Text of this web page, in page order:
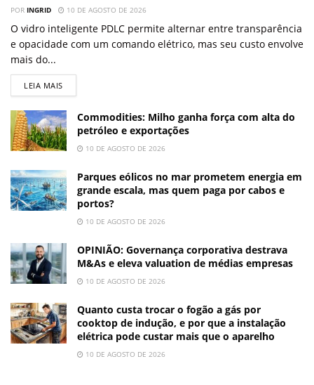
POR INGRID 10 DE AGOSTO DE 2026
O vidro inteligente PDLC permite alternar entre transparência
e opacidade com um comando elétrico, mas seu custo envolve
mais do...
LEIA MAIS
Commodities: Milho ganha força com alta do
petróleo e exportações
10 DE AGOSTO DE 2026
Parques eólicos no mar prometem energia em
grande escala, mas quem paga por cabos e
portos?
10 DE AGOSTO DE 2026
OPINIÃO: Governança corporativa destrava
M&As e eleva valuation de médias empresas
10 DE AGOSTO DE 2026
Quanto custa trocar o fogão a gás por
cooktop de indução, e por que a instalação
elétrica pode custar mais que o aparelho
10 DE AGOSTO DE 2026